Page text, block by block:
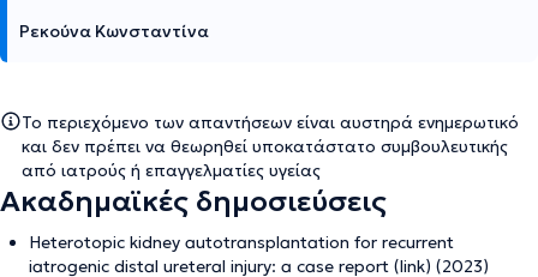
Ρεκούνα Κωνσταντίνα
Το περιεχόμενο των απαντήσεων είναι αυστηρά ενημερωτικό
και δεν πρέπει να θεωρηθεί υποκατάστατο συμβουλευτικής
από ιατρούς ή επαγγελματίες υγείας
Ακαδημαϊκές δημοσιεύσεις
Heterotopic kidney autotransplantation for recurrent
iatrogenic distal ureteral injury: a case report (link) (2023)